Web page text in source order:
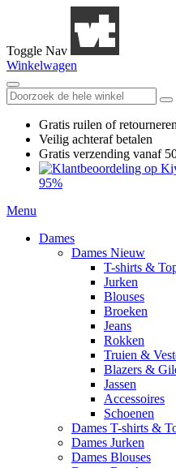
Toggle Nav
Winkelwagen
Gratis ruilen of retourneren
Veilig achteraf betalen
Gratis verzending vanaf
95%
Menu
Dames
Dames Nieuw
T-shirts &
Jurken
Blouses
Broeken
Jeans
Rokken
Truien &
Blazers &
Jassen
Accessoires
Schoenen
Dames T-shirts &
Dames Jurken
Dames Blouses